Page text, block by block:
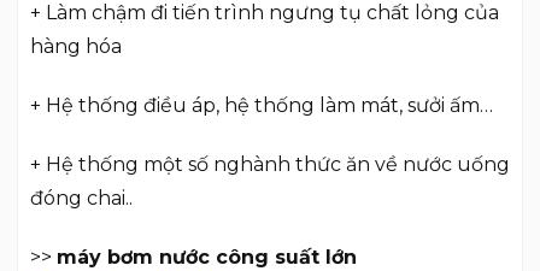
+ Làm chậm đi tiến trình ngưng tụ chất lỏng của
hàng hóa
+ Hệ thống điều áp, hệ thống làm mát, sưởi ấm…
+ Hệ thống một số nghành thức ăn về nước uống
đóng chai..
>> máy bơm nước công suất lớn